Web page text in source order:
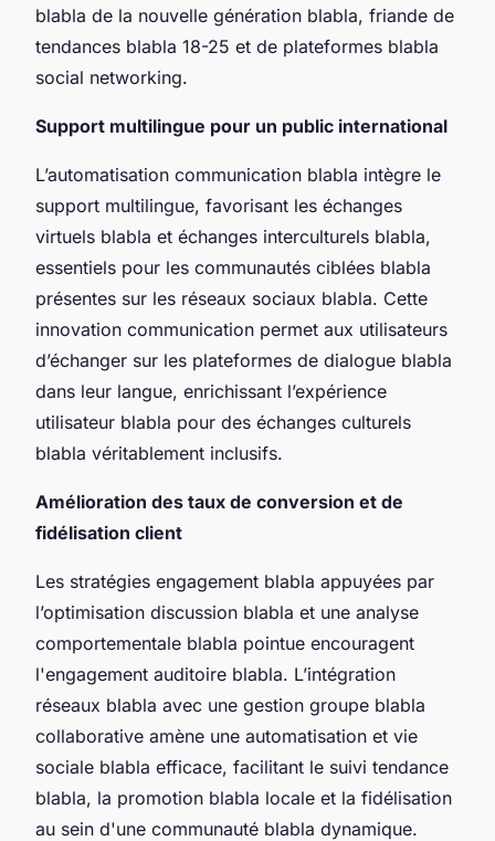
blabla de la nouvelle génération blabla, friande de
tendances blabla 18-25 et de plateformes blabla
social networking.
Support multilingue pour un public international
L’automatisation communication blabla intègre le
support multilingue, favorisant les échanges
virtuels blabla et échanges interculturels blabla,
essentiels pour les communautés ciblées blabla
présentes sur les réseaux sociaux blabla. Cette
innovation communication permet aux utilisateurs
d’échanger sur les plateformes de dialogue blabla
dans leur langue, enrichissant l’expérience
utilisateur blabla pour des échanges culturels
blabla véritablement inclusifs.
Amélioration des taux de conversion et de
fidélisation client
Les stratégies engagement blabla appuyées par
l’optimisation discussion blabla et une analyse
comportementale blabla pointue encouragent
l'engagement auditoire blabla. L’intégration
réseaux blabla avec une gestion groupe blabla
collaborative amène une automatisation et vie
sociale blabla efficace, facilitant le suivi tendance
blabla, la promotion blabla locale et la fidélisation
au sein d'une communauté blabla dynamique.